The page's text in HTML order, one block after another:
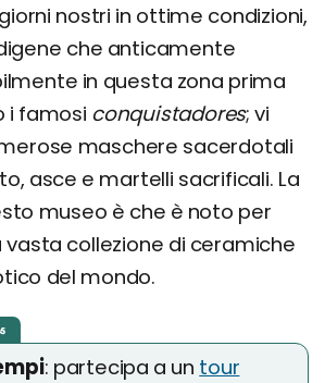
nostri in ottime condizioni,
che anticamente
in questa zona prima
i famosi conquistadores; vi
maschere sacerdotali
asce e martelli sacrificali. La
museo è che è noto per
vasta collezione di ceramiche
del mondo.
: partecipa a un tour